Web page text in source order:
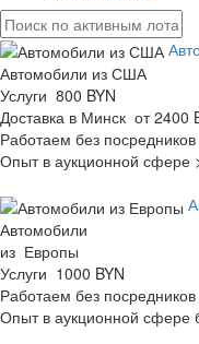
Автомобили из США
Услуги 800 BYN
Доставка в Минск от 2400
Работаем без посредников
Опыт в аукционной сфере
Автомобили
из Европы
Услуги 1000 BYN
Работаем без посредников
Опыт в аукционной сфере